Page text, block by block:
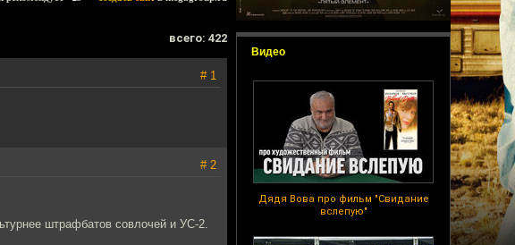
Видео
Дядя Вова про фильм "Свидание
вслепую"
всего: 422
# 1
# 2
штрафбатов совлочей и УС-2.